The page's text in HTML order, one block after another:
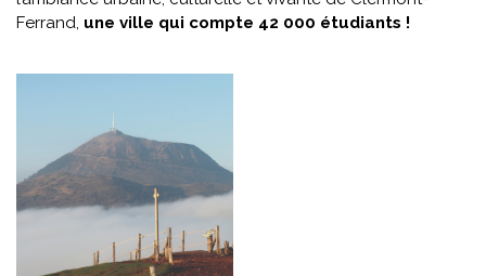
Ferrand, une ville qui compte 42 000 étudiants !